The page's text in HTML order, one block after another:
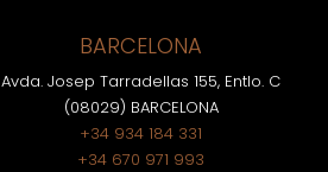
BARCELONA
Avda. Josep Tarradellas 155, Entlo. C
(08029) BARCELONA
+34 934 184 331
+34 670 971 993